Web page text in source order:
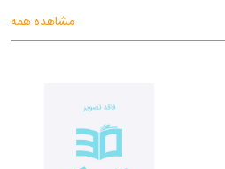
مشاهده همه